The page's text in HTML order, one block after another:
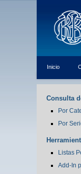
Inicio
Consulta
Por
Por
Listas
Add-In